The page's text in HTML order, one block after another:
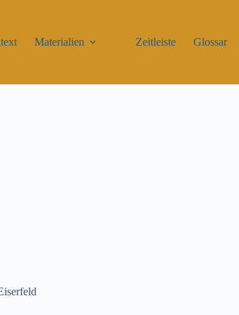
Materialien Zeitleiste Glossar